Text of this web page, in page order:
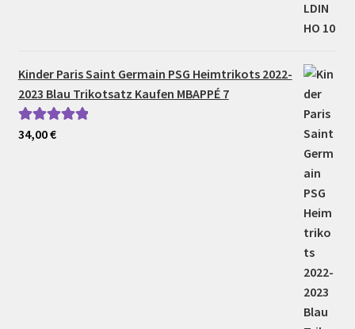
Kinder Paris Saint Germain PSG Heimtrikots 2022-
2023 Blau Trikotsatz Kaufen MBAPPÉ 7
Bewertet mit
34,00€